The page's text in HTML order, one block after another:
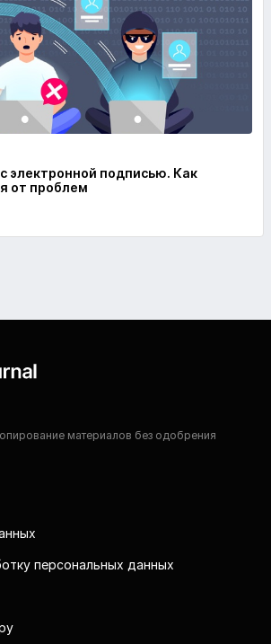
электронной подписью. Как
от проблем
материалов без одобрения
персональных данных